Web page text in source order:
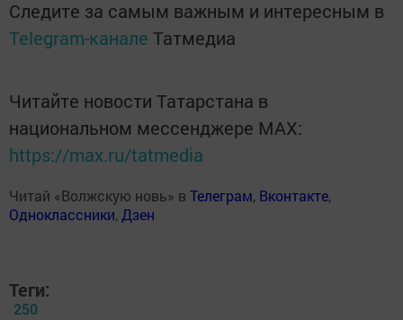
Следите за самым важным и интересным в
Telegram-канале Татмедиа
Читайте новости Татарстана в
национальном мессенджере MАХ:
https://max.ru/tatmedia
Читай «Волжскую новь» в Телеграм, Вконтакте,
Одноклассники,Дзен
Теги:
250